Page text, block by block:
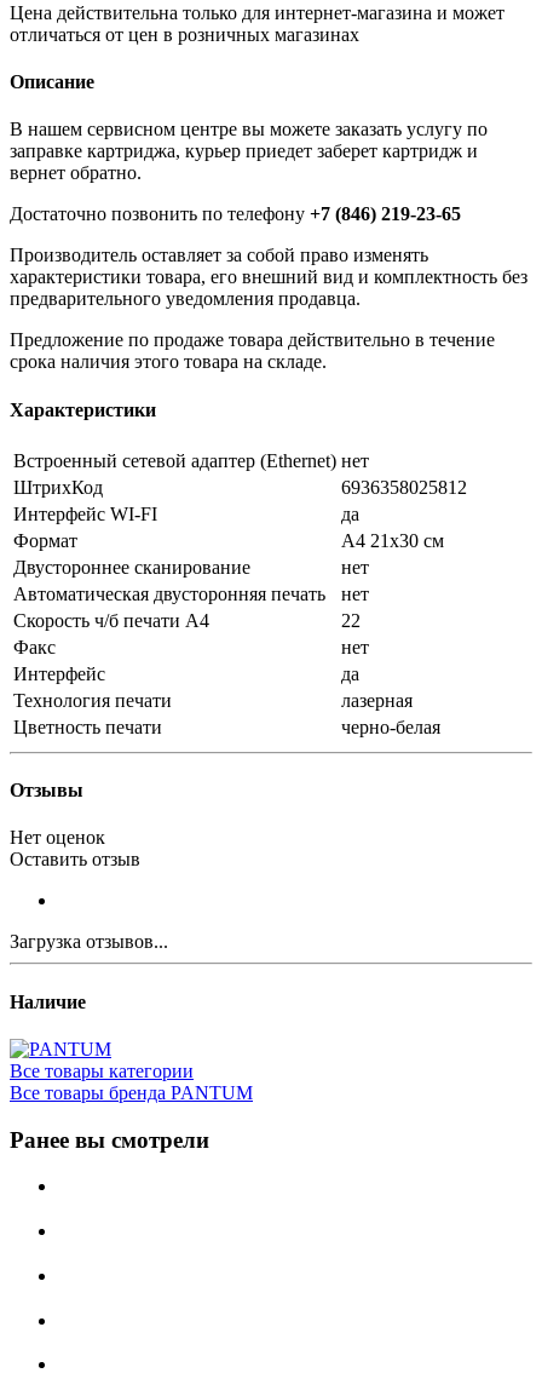
Цена действительна только для интернет-магазина и может
отличаться от цен в розничных магазинах
Описание
В нашем сервисном центре вы можете заказать услугу по
заправке картриджа, курьер приедет заберет картридж и
вернет обратно.
Достаточно позвонить по телефону +7 (846) 219-23-65
Производитель оставляет за собой право изменять
характеристики товара, его внешний вид и комплектность без
предварительного уведомления продавца.
Предложение по продаже товара действительно в течение
срока наличия этого товара на складе.
Характеристики
Встроенный сетевой адаптер (Ethernet) нет
ШтрихКод
6936358025812
Интерфейс WI-FI
да
Формат
A4 21х30 см
Двустороннее сканирование
нет
Автоматическая двусторонняя печать
нет
Скорость ч/б печати A4
22
Факс
нет
Интерфейс
да
Технология печати
лазерная
Цветность печати
черно-белая
Отзывы
Нет оценок
Оставить отзыв
Загрузка отзывов...
Наличие
Все товары категории
Все товары бренда PANTUM
Ранее вы смотрели